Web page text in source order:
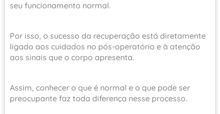
seu funcionamento normal.
Por isso, o sucesso da recuperação está diretamente
ligado aos cuidados no pós-operatório e à atenção
aos sinais que o corpo apresenta.
Assim, conhecer o que é normal e o que pode ser
preocupante faz toda diferença nesse processo.